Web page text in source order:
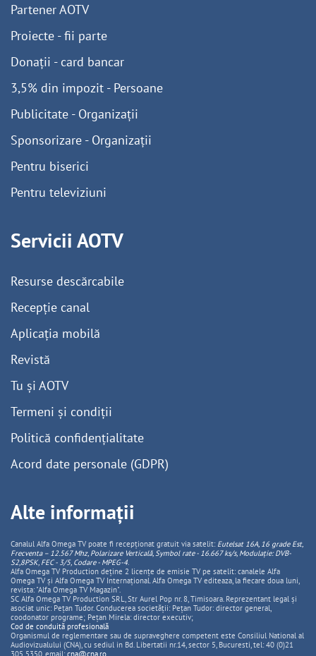
Partener AOTV
Proiecte - fii parte
Donații - card bancar
3,5% din impozit - Persoane
Publicitate - Organizații
Sponsorizare - Organizații
Pentru biserici
Pentru televiziuni
Servicii AOTV
Resurse descărcabile
Recepție canal
Aplicația mobilă
Revistă
Tu și AOTV
Termeni și condiții
Politică confidențialitate
Acord date personale (GDPR)
Alte informații
Canalul Alfa Omega TV poate fi recepționat gratuit via satelit: Eutelsat 16A, 16 grade Est,
Frecventa – 12.567 Mhz, PolarizareVerticală, Symbol rate - 16.667 ks/s, Modulație: DVB-
S2,8PSK, FEC - 3/5, Codare - MPEG-4.
Alfa Omega TV Production deține 2 licențe de emisie TV pe satelit: canalele Alfa
Omega TV și Alfa Omega TV Internațional. Alfa Omega TV editeaza, la fiecare doua luni,
revista: "Alfa Omega TV Magazin".
SC Alfa Omega TV Production SRL, Str Aurel Pop nr. 8, Timisoara. Reprezentant legal și
asociat unic: Pețan Tudor. Conducerea societății: Pețan Tudor: director general,
coodonator programe; Pețan Mirela: director executiv;
Cod de conduită profesională
Organismul de reglementare sau de supraveghere competent este Consiliul National al
Audiovizualului (CNA), cu sediul in Bd. Libertatii nr.14, sector 5, Bucuresti, tel: 40 (0)21
305 5350, email: cna@cna.ro